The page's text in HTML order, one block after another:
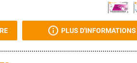
PLUS D'INFORMATIONS